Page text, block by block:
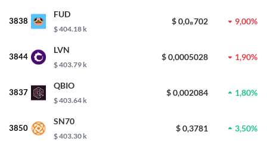
3838
FUD
$ 404.18 k
$ 0,0₈702 9,00%
3844
LVN
$ 403.79 k
$ 0,0005028 1,90%
3837
QBIO
$ 403.64 k
$ 0,002084 1,80%
3850
SN70
$ 403.30 k
$ 0,3781 3,50%